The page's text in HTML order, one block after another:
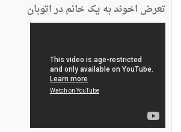
تعرض اخوند به یک خانم در اتوبان